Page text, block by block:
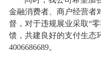
金融消费者、商户经营者
督，对于违规展业采取“
馈，共建良好的支付生态
4006686689。